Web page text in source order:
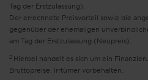
Tag der Erstzulassung).
Der errechnete Preisvorteil sowie die
gegenüber der ehemaligen
am Tag der Erstzulassung (Neupreis).
2 Hierbei handelt es sich um ein
Bruttopreise. Irrtümer vorbehalten.